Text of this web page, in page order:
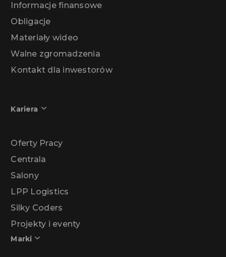
Informacje finansowe
Obligacje
Materiały wideo
Walne zgromadzenia
Kontakt dla inwestorów
Kariera
Oferty Pracy
Centrala
Salony
LPP Logistics
Silky Coders
Projekty i eventy
Marki